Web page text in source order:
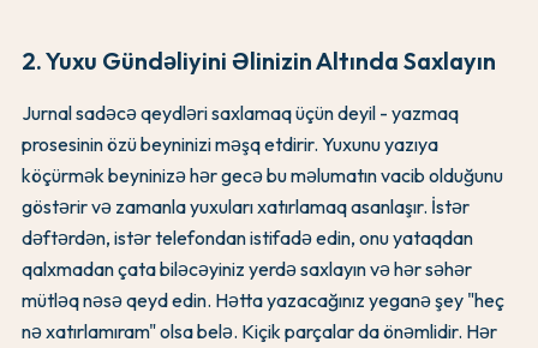
2. Yuxu Gündəliyini Əlinizin Altında Saxlayın
Jurnal sadəcə qeydləri saxlamaq üçün deyil - yazmaq
prosesinin özü beyninizi məşq etdirir. Yuxunu yazıya
köçürmək beyninizə hər gecə bu məlumatın vacib olduğunu
göstərir və zamanla yuxuları xatırlamaq asanlaşır. İstər
dəftərdən, istər telefondan istifadə edin, onu yataqdan
qalxmadan çata biləcəyiniz yerdə saxlayın və hər səhər
mütləq nəsə qeyd edin. Hətta yazacağınız yeganə şey "heç
nə xatırlamıram" olsa belə. Kiçik parçalar da önəmlidir. Hər